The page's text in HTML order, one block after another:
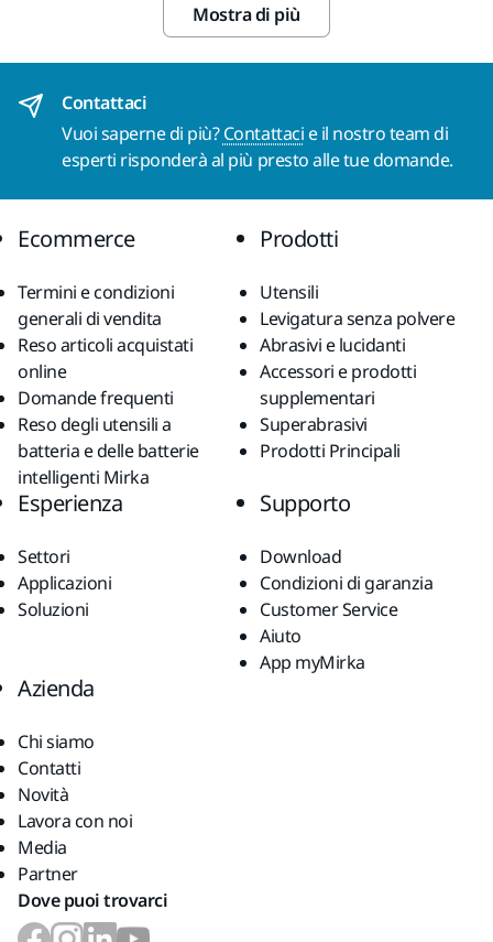
Mostra di più
Contattaci
Vuoi saperne di più?Contattaci e il nostro team di
esperti risponderà al più presto alle tue domande.
Ecommerce
Termini e condizioni
generali di vendita
Reso articoli acquistati
online
Domande frequenti
Reso degli utensili a
batteria e delle batterie
intelligenti Mirka
Prodotti
Utensili
Levigatura senza polvere
Abrasivi e lucidanti
Accessori e prodotti
supplementari
Superabrasivi
Prodotti Principali
Esperienza
Settori
Applicazioni
Soluzioni
Supporto
Download
Condizioni di garanzia
Customer Service
Aiuto
App myMirka
Azienda
Chi siamo
Contatti
Novità
Lavora con noi
Media
Partner
Dove puoi trovarci